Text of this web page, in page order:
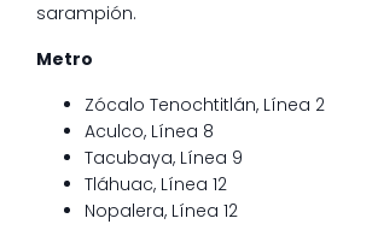
sarampión.
Metro
Zócalo Tenochtitlán, Línea 2
Aculco, Línea 8
Tacubaya, Línea 9
Tláhuac, Línea 12
Nopalera, Línea 12